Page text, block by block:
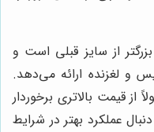
از سایز قبلی است و
و لغزنده ارائه می‌دهد.
از قیمت بالاتری برخوردار
عملکرد بهتر در شرایط